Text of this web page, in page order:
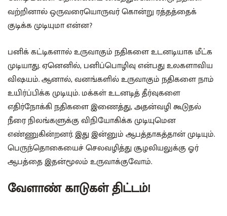
வற்றினால் ஒருவரையொருவர் கொன்று ரத்தத்தைக்
குடிக்க முடியுமா என்ன?
பனிக் கட்டிகளால் உருவாகும் நதிகளை உடனடியாக மீட்க
முடியாது. ஏனெனில், பனிப்பொழிவு என்பது உலகளாவிய
விஷயம். ஆனால், வனங்களில் உருவாகும் நதிகளை நாம்
உயிர்ப்பிக்க முடியும். மக்கள் உடனடித் தீர்வுகளை
எதிர்நோக்கி நதிகளை இணைத்து, அதன்வழி கூடுதல்
நீரை நிலங்களுக்கு விநியோகிக்க முடியுமென
எண்ணுகின்றனர். இது இன்னும் ஆபத்தாகத்தான் முடியும்.
பெருந்தொகையைச் செலவழித்து சூழலியலுக்கு ஓர்
ஆபத்தை இதன்மூலம் உருவாக்குவோம்.
வேளாண் காடுகள் திட்டம்!